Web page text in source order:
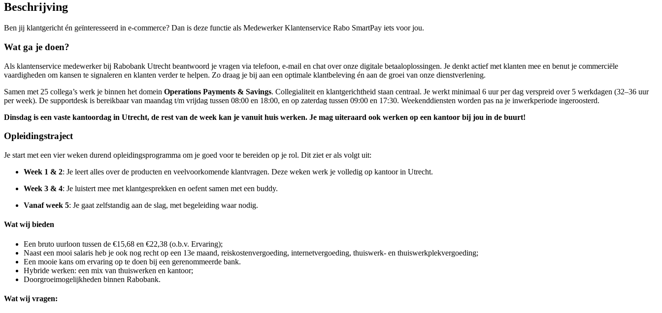
Beschrijving
Ben jij klantgericht én geïnteresseerd in e-commerce? Dan is deze functie als Medewerker Klantenservice Rabo SmartPay iets voor jou.
Wat ga je doen?
Als klantenservice medewerker bij Rabobank Utrecht beantwoord je vragen via telefoon, e-mail en chat over onze digitale betaaloplossingen. Je denkt actief met klanten mee en benut je commerciële
vaardigheden om kansen te signaleren en klanten verder te helpen. Zo draag je bij aan een optimale klantbeleving én aan de groei van onze dienstverlening.
Samen met 25 collega’s werk je binnen het domein Operations Payments & Savings. Collegialiteit en klantgerichtheid staan centraal. Je werkt minimaal 6 uur per dag verspreid over 5 werkdagen (32–36 uur
per week). De supportdesk is bereikbaar van maandag t/m vrijdag tussen 08:00 en 18:00, en op zaterdag tussen 09:00 en 17:30. Weekenddiensten worden pas na je inwerkperiode ingeroosterd.
Dinsdag is een vaste kantoordag in Utrecht, de rest van de week kan je vanuit huis werken. Je mag uiteraard ook werken op een kantoor bij jou in de buurt!
Opleidingstraject
Je start met een vier weken durend opleidingsprogramma om je goed voor te bereiden op je rol. Dit ziet er als volgt uit:
Week 1 & 2: Je leert alles over de producten en veelvoorkomende klantvragen. Deze weken werk je volledig op kantoor in Utrecht.
Week 3 & 4: Je luistert mee met klantgesprekken en oefent samen met een buddy.
Vanaf week 5: Je gaat zelfstandig aan de slag, met begeleiding waar nodig.
Wat wij bieden
Een bruto uurloon tussen de €15,68 en €22,38 (o.b.v. Ervaring);
Naast een mooi salaris heb je ook nog recht op een 13e maand, reiskostenvergoeding, internetvergoeding, thuiswerk- en thuiswerkplekvergoeding;
Een mooie kans om ervaring op te doen bij een gerenommeerde bank.
Hybride werken: een mix van thuiswerken en kantoor;
Doorgroeimogelijkheden binnen Rabobank.
Wat wij vragen: